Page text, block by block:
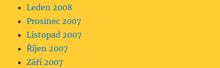
Leden 2008
Prosinec 2007
Listopad 2007
Říjen 2007
Září 2007